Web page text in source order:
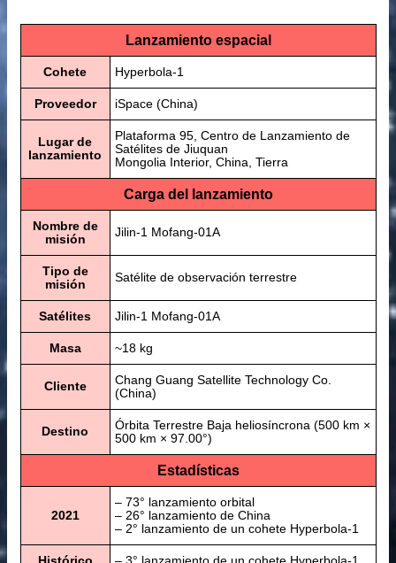
Lanzamiento espacial
Cohete Hyperbola-1
Proveedor iSpace (China)
Lugar de
lanzamiento
Plataforma 95, Centro de Lanzamiento de
Satélites de Jiuquan
Mongolia Interior, China, Tierra
Carga del lanzamiento
Nombre de
misión
Jilin-1 Mofang-01A
Tipo de
misión
Satélite de observación terrestre
Satélites Jilin-1 Mofang-01A
Masa ~18 kg
Cliente
Chang Guang Satellite Technology Co.
(China)
Destino
Órbita Terrestre Baja heliosíncrona (500 km ×
500 km × 97.00°)
Estadísticas
2021
– 73° lanzamiento orbital
– 26° lanzamiento de China
– 2° lanzamiento de un cohete Hyperbola-1
Histórico – 3° lanzamiento de un cohete Hyperbola-1